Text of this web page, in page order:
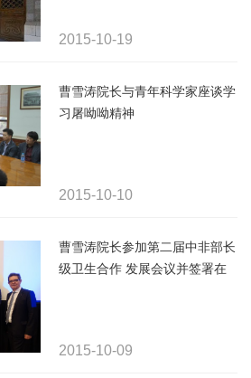
2015-10-19
曹雪涛院长与青年科学家座谈学
习屠呦呦精神
2015-10-10
曹雪涛院长参加第二届中非部长
级卫生合作 发展会议并签署在
2015-10-09